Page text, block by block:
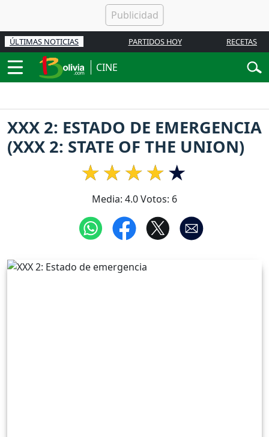
ÚLTIMAS NOTICIAS PARTIDOS HOY RECETAS
CINE
XXX 2: ESTADO DE EMERGENCIA
(XXX 2: STATE OF THE UNION)
Media: 4.0Votos: 6